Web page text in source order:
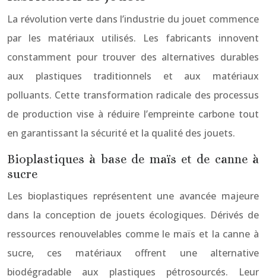
La révolution verte dans l’industrie du jouet commence
par les matériaux utilisés. Les fabricants innovent
constamment pour trouver des alternatives durables
aux plastiques traditionnels et aux matériaux
polluants. Cette transformation radicale des processus
de production vise à réduire l’empreinte carbone tout
en garantissant la sécurité et la qualité des jouets.
Bioplastiques à base de maïs et de canne à
sucre
Les bioplastiques représentent une avancée majeure
dans la conception de jouets écologiques. Dérivés de
ressources renouvelables comme le maïs et la canne à
sucre, ces matériaux offrent une alternative
biodégradable aux plastiques pétrosourcés. Leur